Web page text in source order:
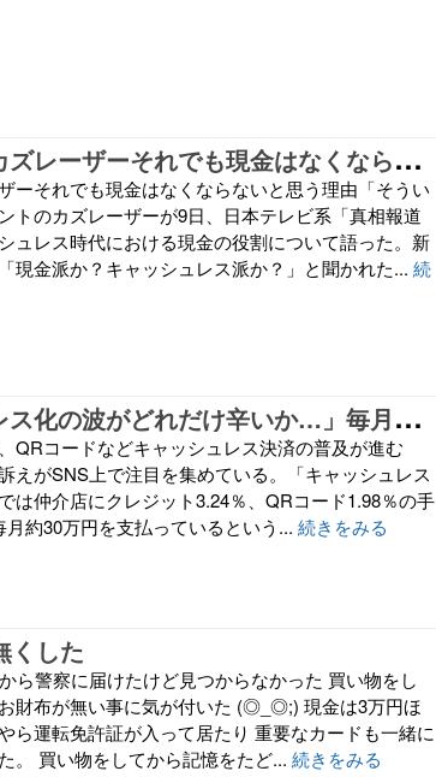
〝
キャッシュレス派〟カズレーザーそれでも現金はなくならないと思う理由「そういう国になっている」
ーそれでも現金はなくならないと思う理由「そうい
トのカズレーザーが9日、日本テレビ系「真相報道
ュレス時代における現金の役割について語った。新
現金派か？キャッシュレス派か？」と聞かれた... 続
【
社会】「キャッシュレス化の波がどれだけ辛いか…」毎月30万円支払い…個人経営店が訴える手数料負担3％の苦しみ
QRコードなどキャッシュレス決済の普及が進む
えがSNS上で注目を集めている。「キャッシュレス
は仲介店にクレジット3.24％、QRコード1.98％の手
約30万円を支払っているという... 続きをみる
くした
ら警察に届けたけど見つからなかった 買い物をし
財布が無い事に気が付いた (◎_◎;) 現金は3万円ほ
ら運転免許証が入って居たり 重要なカードも一緒に
。 買い物をしてから記憶をたど... 続きをみる